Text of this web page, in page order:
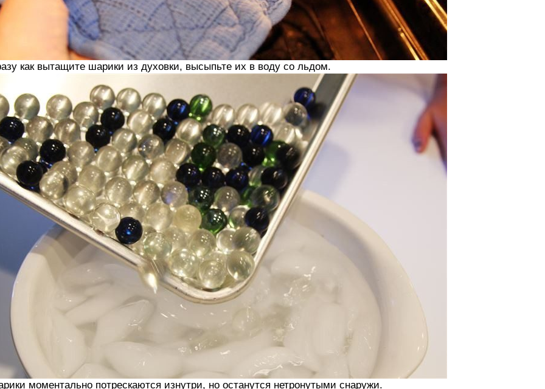
как вытащите шарики из духовки, высыпьте их в воду со льдом.
моментально потрескаются изнутри, но останутся нетронутыми снаружи.